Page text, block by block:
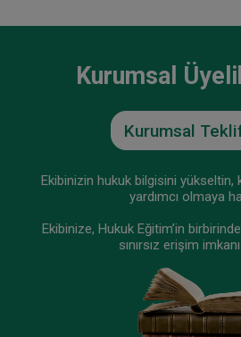
Kurumsal
Kurumsal
Ekibinizin hukuk bilgisini yükseltin,
yardımcı olmaya
Ekibinize, Hukuk Eğitim’in
sınırsız erişim